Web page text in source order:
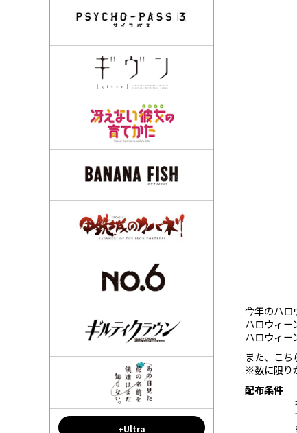
+Ultra
今年のハロ
ハロウィー
ハロウィー
また、こ
※数に限り
配布条件